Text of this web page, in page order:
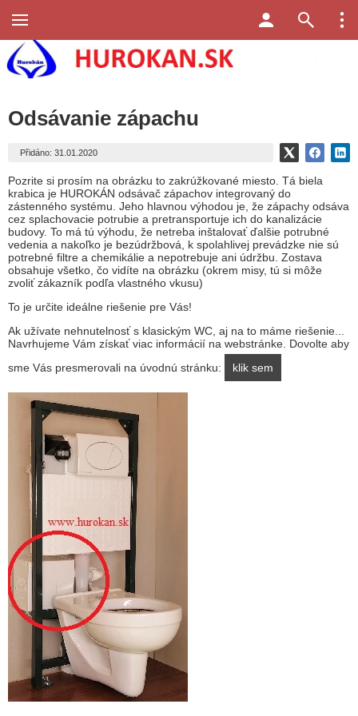
Odsávanie zápachu
Přidáno: 31.01.2020
Pozrite si prosím na obrázku to zakrúžkované miesto. Tá biela
krabica je HUROKÁN odsávač zápachov integrovaný do
zástenného systému. Jeho hlavnou výhodou je, že zápachy odsáva
cez splachovacie potrubie a pretransportuje ich do kanalizácie
budovy. To má tú výhodu, že netreba inštalovať ďalšie potrubné
vedenia a nakoľko je bezúdržbová, k spolahlivej prevádzke nie sú
potrebné filtre a chemikálie a nepotrebuje ani údržbu. Zostava
obsahuje všetko, čo vidíte na obrázku (okrem misy, tú si môže
zvoliť zákazník podľa vlastného vkusu)
To je určite ideálne riešenie pre Vás!
Ak užívate nehnutelnosť s klasickým WC, aj na to máme riešenie...
Navrhujeme Vám získať viac informácií na webstránke. Dovolte aby
sme Vás presmerovali na úvodnú stránku:
klik sem